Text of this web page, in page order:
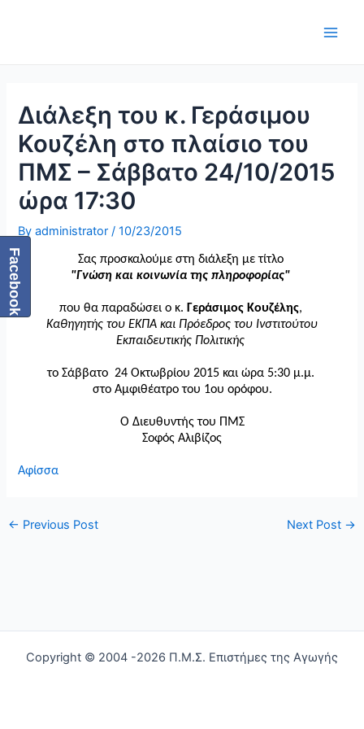
Διάλεξη του κ. Γεράσιμου
Κουζέλη στο πλαίσιο του
ΠΜΣ – Σάββατο 24/10/2015
ώρα 17:30
Byadministrator/10/23/2015
Σας προσκαλούμε στη διάλεξη με τίτλο
"Γνώση και κοινωνία της πληροφορίας"
που θα παραδώσει ο κ. Γεράσιμος Κουζέλης,
Καθηγητής του ΕΚΠΑ και Πρόεδρος του Ινστιτούτου
Εκπαιδευτικής Πολιτικής
το Σάββατο 24 Οκτωβρίου 2015 και ώρα 5:30 μ.μ.
στο Αμφιθέατρο του 1ου ορόφου.
Ο Διευθυντής του ΠΜΣ
Σοφός Αλιβίζος
Αφίσσα
← Previous Post Next Post →
Copyright © 2004 -2026 Π.Μ.Σ. Επιστήμες της Αγωγής
Facebook